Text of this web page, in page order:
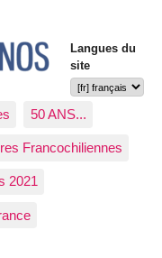
Langues du
site
50 ANS...
Francochiliennes
2021